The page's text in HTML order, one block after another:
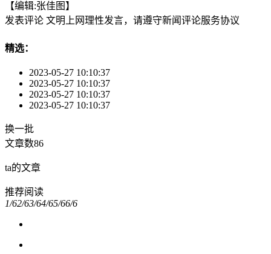
【编辑:张佳图】
发表评论 文明上网理性发言，请遵守新闻评论服务协议
精选：
2023-05-27 10:10:37
2023-05-27 10:10:37
2023-05-27 10:10:37
2023-05-27 10:10:37
换一批
文章数86
ta的文章
推荐阅读
1/62/63/64/65/66/6